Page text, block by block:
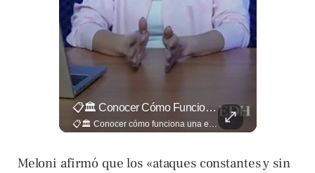
📋🏛️ Conocer Cómo Funciona Una Entrevista Consular Puede Marcar La Diferencia.
📋🏛️ Conocer cómo funciona una entrevista consular puede marcar la diferencia. Desde la información que el oficial revisa antes de recibirte hasta la importancia de responder con naturalidad y coherencia, una buena preparación puede darte mayor confianza al momento de acudir a la Embajada. Más detalles sobre migración en ➡️ eldiariodehoy.com
Meloni afirmó que los «ataques constantes y sin